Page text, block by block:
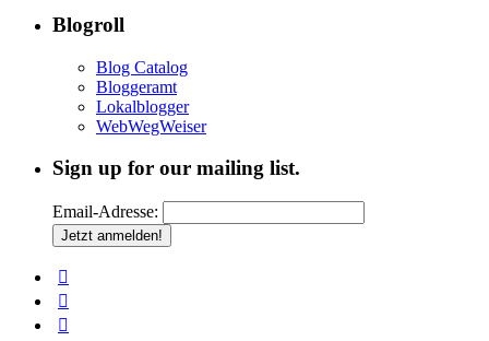
Blogroll
Blog Catalog
Bloggeramt
Lokalblogger
WebWegWeiser
Sign up for our mailing list.
Email-Adresse: